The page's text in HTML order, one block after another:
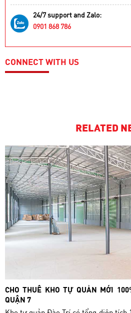
24/7 support and Zalo:
0901 868 786
CONNECT WITH US
RELATED
CHO THUÊ KHO TỰ QUẢN MỚI
QUẬN 7